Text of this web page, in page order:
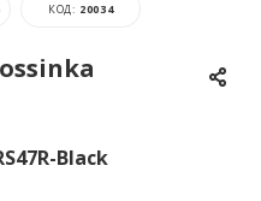
КОД: 20034
Black